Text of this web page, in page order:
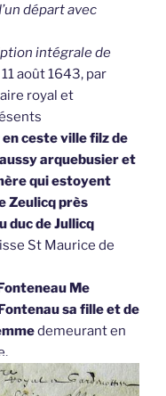
départ avec
intégrale de
11 août 1643, par
royal et
ceste ville filz de
arquebusier et
qui estoyent
Zeulicq près
duc de Jullicq
St Maurice de
Me
sa fille et de
demeurant en